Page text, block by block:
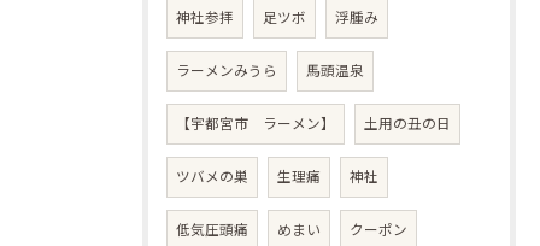
神社参拝 足ツボ 浮腫み
ラーメンみうら 馬頭温泉
【宇都宮市 ラーメン】 土用の丑の日
ツバメの巣 生理痛 神社
低気圧頭痛 めまい クーポン